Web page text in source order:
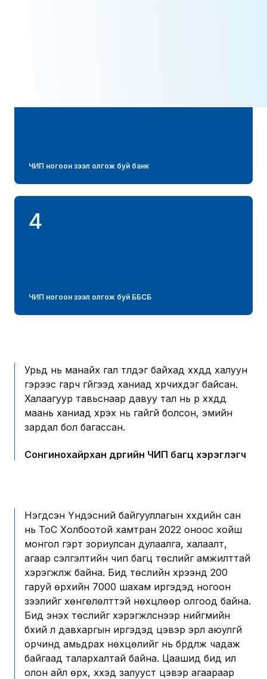
ЧИП ногоон зээл олгож буй банк
4
ЧИП ногоон зээл олгож буй ББСБ
Урьд нь манайх гал түлдэг байхад хүүхдүүд халуун
гэрээс гарч гүйгээд ханиад хүрчихдэг байсан.
Халаагуур тавьснаар давуу тал нь үр хүүхдүүд
маань ханиад хүрэх нь гайгүй болсон, эмийн
зардал бол багассан.
Сонгинохайрхан дүүргийн ЧИП багц хэрэглэгч
Нэгдсэн Үндэсний байгууллагын хүүхдийн сан
нь ТоС Холбоотой хамтран 2022 оноос хойш
монгол гэрт зориулсан дулаалга, халаалт,
агаар сэлгэлтийн чип багц төслийг амжилттай
хэрэгжүүлж байна. Бид төслийн хүрээнд 200
гаруй өрхийн 7000 шахам иргэдэд ногоон
зээлийг хөнгөлөлттэй нөхцлөөр олгоод байна.
Бид энэхүү төслийг хэрэгжүүлснээр нийгмийн
бүхий л давхаргын иргэдэд цэвэр эрүүл аюулгүй
орчинд амьдрах нөхцөлийг нь бүрдүүлж чадаж
байгаад талархалтай байна. Цаашид бид илүү
олон айл өрх, хүүхэд залууст цэвэр агаараар